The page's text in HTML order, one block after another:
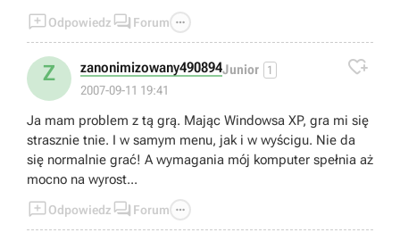
Odpowiedz  Forum 
Z zanonimizowany490894Junior 1
2007-09-11 19:41

Ja mam problem z tą grą. Mając Windowsa XP, gra mi się
strasznie tnie. I w samym menu, jak i w wyścigu. Nie da
się normalnie grać! A wymagania mój komputer spełnia aż
mocno na wyrost...
Odpowiedz  Forum 